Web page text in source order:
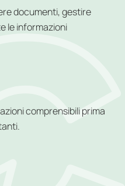
documenti, gestire
le informazioni
comprensibili prima